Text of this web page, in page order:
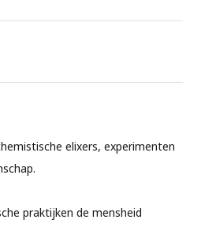
elixers, experimenten
praktijken de mensheid